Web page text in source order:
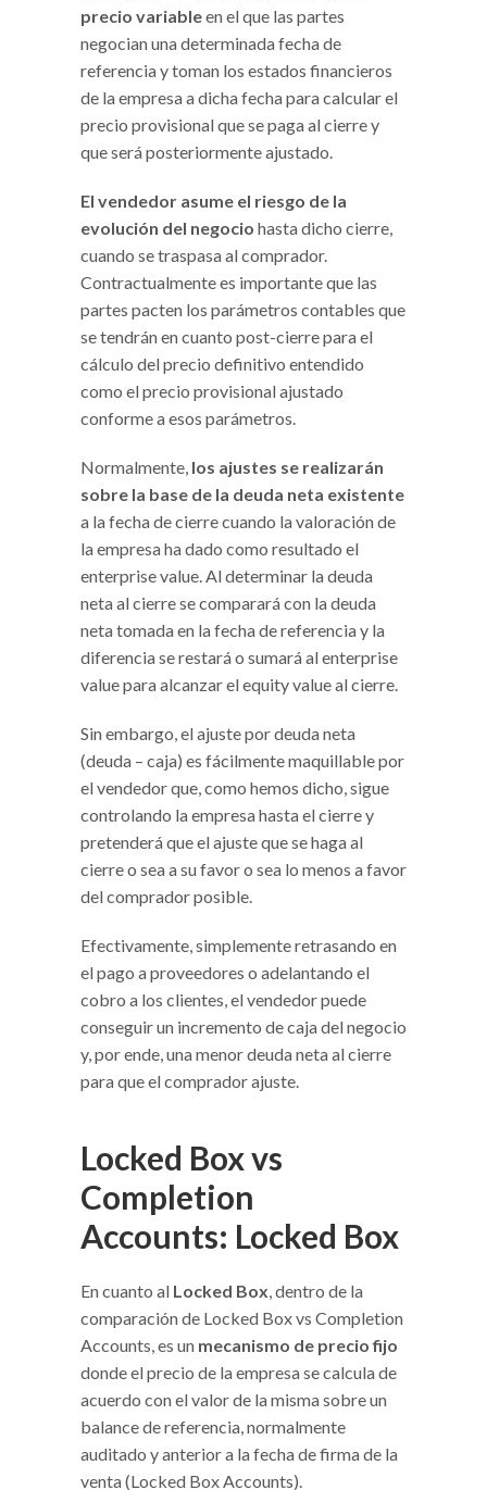
precio variableen el que las partes
negocian una determinada fecha de
referencia y toman los estados financieros
de la empresa a dicha fecha para calcular el
precio provisional que se paga al cierre y
que será posteriormente ajustado.
El vendedor asume el riesgo de la
evolución del negocio hasta dicho cierre,
cuando se traspasa al comprador.
Contractualmente es importante que las
partes pacten los parámetros contables que
se tendrán en cuanto post-cierre para el
cálculo del precio definitivo entendido
como el precio provisional ajustado
conforme a esos parámetros.
Normalmente, los ajustes se realizarán
sobre la base de la deuda neta existente
a la fecha de cierre cuando la valoración de
la empresa ha dado como resultado el
enterprise value. Al determinar la deuda
neta al cierre se comparará con la deuda
neta tomada en la fecha de referencia y la
diferencia se restará o sumará al enterprise
value para alcanzar el equity value al cierre.
Sin embargo, el ajuste por deuda neta
(deuda – caja) es fácilmente maquillable por
el vendedor que, como hemos dicho, sigue
controlando la empresa hasta el cierre y
pretenderá que el ajuste que se haga al
cierre o sea a su favor o sea lo menos a favor
del comprador posible.
Efectivamente, simplemente retrasando en
el pago a proveedores o adelantando el
cobro a los clientes, el vendedor puede
conseguir un incremento de caja del negocio
y, por ende, una menor deuda neta al cierre
para que el comprador ajuste.
Locked Box vs
Completion
Accounts: Locked Box
En cuanto al Locked Box, dentro de la
comparación de Locked Box vs Completion
Accounts, es un mecanismo de precio fijo
donde el precio de la empresa se calcula de
acuerdo con el valor de la misma sobre un
balance de referencia, normalmente
auditado y anterior a la fecha de firma de la
venta (Locked Box Accounts).